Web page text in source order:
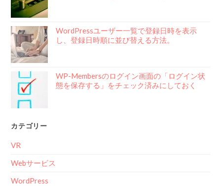
WordPressユーザー一覧で登録日時を表示
し、登録日時順に並び替える方法。
WP-Membersのログイン画面の「ログイン状
態を保存する」をチェック済みにしておく
カテゴリー
VR
Webサービス
WordPress